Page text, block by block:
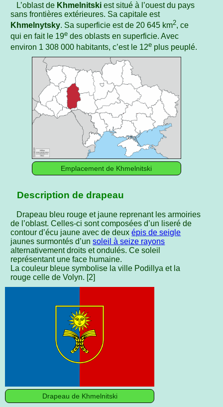
L’oblast de Khmelnitskiest situé à l’ouest du pays
sans frontières extérieures. Sa capitale est
Khmelnytsky. Sa superficie est de 20 645 km2, ce
qui en fait le 19e des oblasts en superficie. Avec
environ 1 308 000 habitants, c’est le 12e plus peuplé.
Emplacement de Khmelnitski
Description de drapeau
Drapeau bleu rouge et jaune reprenant les armoiries
de l’oblast. Celles-ci sont composées d’un liseré de
contour d’écu jaune avec de deuxépis de seigle
jaunes surmontés d’unsoleil à seize rayons
alternativement droits et ondulés. Ce soleil
représentant une face humaine.
La couleur bleue symbolise la ville Podillya et la
rouge celle de Volyn. [2]
Drapeau de Khmelnitski